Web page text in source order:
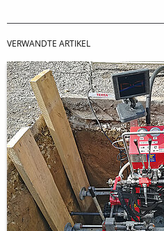
VERWANDTE ARTIKEL